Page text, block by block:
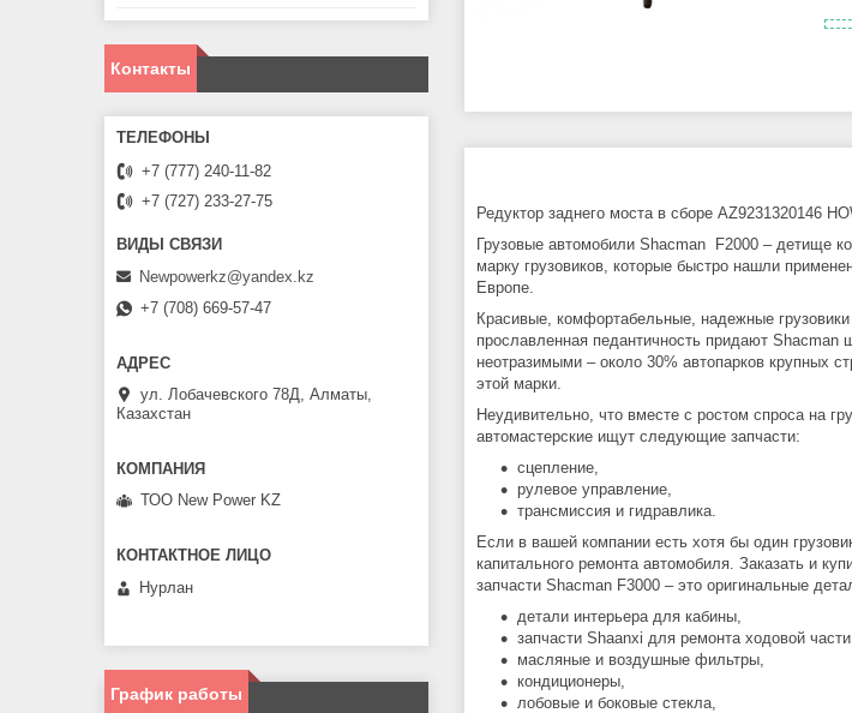
Редуктор заднего моста в сборе AZ9231320146
Грузовые автомобили Shacman F2000 – детище
марку грузовиков, которые быстро нашли
Европе.
Красивые, комфортабельные, надежные
прославленная педантичность придают Shacman
неотразимыми – около 30% автопарков крупных
этой марки.
Неудивительно, что вместе с ростом спроса на
автомастерские ищут следующие запчасти:
сцепление,
рулевое управление,
трансмиссия и гидравлика.
Если в вашей компании есть хотя бы один
капитального ремонта автомобиля. Заказать и
запчасти Shacman F3000 – это оригинальные
детали интерьера для кабины,
запчасти Shaanxi для ремонта ходовой части,
масляные и воздушные фильтры,
кондиционеры,
лобовые и боковые стекла,
Контакты
+7 (777) 240-11-82
+7 (727) 233-27-75
Newpowerkz@yandex.kz
+7 (708) 669-57-47
ул. Лобачевского 78Д, Алматы,
Казахстан
ТОО New Power KZ
Нурлан
График работы